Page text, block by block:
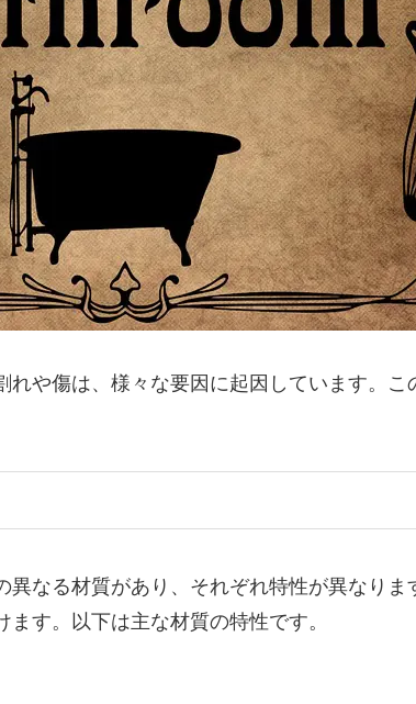
れや傷は、様々な要因に起因しています。こ
異なる材質があり、それぞれ特性が異なりま
す。以下は主な材質の特性です。